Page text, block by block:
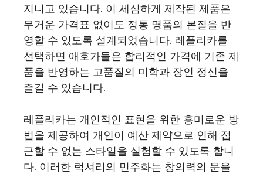
지니고 있습니다. 이 세심하게 제작된 제품은
무거운 가격표 없이도 정통 명품의 본질을 반
영할 수 있도록 설계되었습니다. 레플리카를
선택하면 애호가들은 합리적인 가격에 기존 제
품을 반영하는 고품질의 미학과 장인 정신을
즐길 수 있습니다.
레플리카는 개인적인 표현을 위한 흥미로운 방
법을 제공하여 개인이 예산 제약으로 인해 접
근할 수 없는 스타일을 실험할 수 있도록 합니
다. 이러한 럭셔리의 민주화는 창의력의 문을